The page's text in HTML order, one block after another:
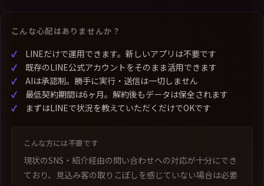
こんな心配はありませんか？
LINEだけで運用できます。新しいアプリは不要です
既存のLINE公式アカウントをそのまま活用できます
AIは承認制。勝手に実行・送信は一切しません
最低契約期間は6ヶ月。解約後もデータは保全されます
まずはLINEで状況を教えていただくだけでOKです
こんな方には不要です
現状のSNS・紹介経由の問い合わせへの対応が十分にでき
ており、見込み客の取りこぼしを感じていない場合は必要